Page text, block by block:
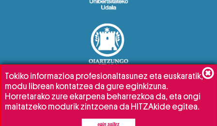
Tokiko informazioa profesionaltasunez eta euskaratik,
modu librean kontatzea da gure eginkizuna.
Horretarako zure ekarpena beharrezkoa da, eta ongi
maitatzeko modurik zintzoena da HITZAkide egitea.